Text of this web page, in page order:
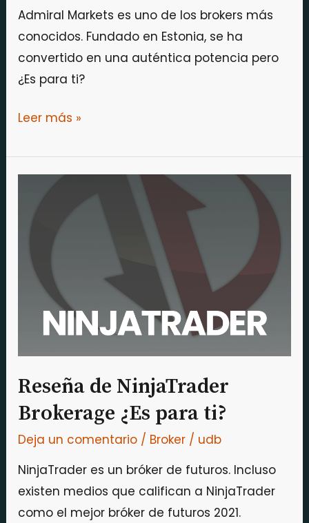
Admiral Markets es uno de los brokers más
conocidos. Fundado en Estonia, se ha
convertido en una auténtica potencia pero
¿Es para ti?
Leer más »
Reseña de NinjaTrader
Brokerage ¿Es para ti?
Deja un comentario / Broker / udb
NinjaTrader es un bróker de futuros. Incluso
existen medios que califican a NinjaTrader
como el mejor bróker de futuros 2021.
Reseña
NinjaTrader
Brokerage
¿Es
para